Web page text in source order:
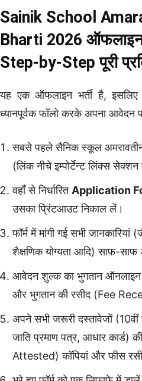
Sainik School
Bharti 2026
Step-by-Step पूरी
यह एक ऑफलाइन भर्ती है,
ध्यानपूर्वक फॉलो करके अपना आवेदन
सबसे पहले सैनिक स्कूल
(लिंक नीचे इम्पोर्टेन्ट लिंक्स
वहाँ से निर्धारित Application
उसका प्रिंटआउट निकाल लें।
फॉर्म में मांगी गई सभी
शैक्षणिक योग्यता आदि) साफ-साफ
आवेदन शुल्क का भुगतान ऑनलाइन
और भुगतान की रसीद (Fee
अपने सभी जरूरी दस्तावेजों (10वीं
जाति प्रमाण पत्र, आधार
Attested) कॉपियां और फीस